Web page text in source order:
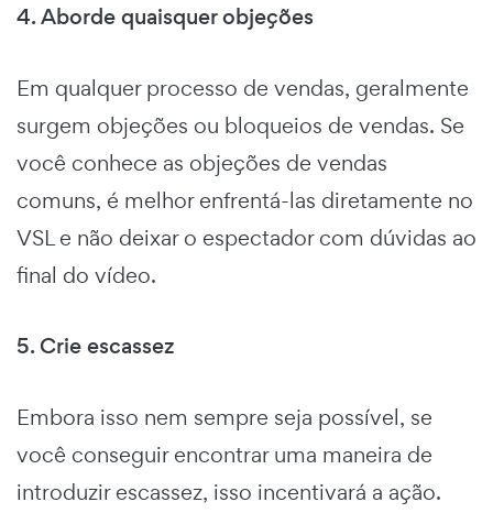
4. Aborde quaisquer objeções
Em qualquer processo de vendas, geralmente
surgem objeções ou bloqueios de vendas. Se
você conhece as objeções de vendas
comuns, é melhor enfrentá-las diretamente no
VSL e não deixar o espectador com dúvidas ao
final do vídeo.
5. Crie escassez
Embora isso nem sempre seja possível, se
você conseguir encontrar uma maneira de
introduzir escassez, isso incentivará a ação.